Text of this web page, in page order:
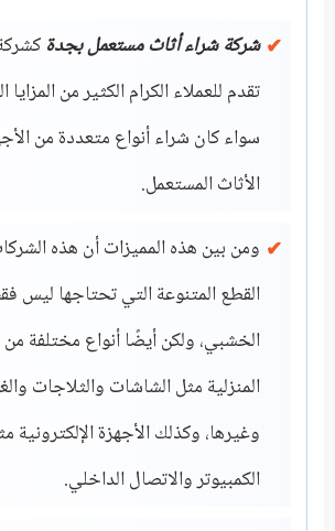
شركة شراء أثاث مستعمل بجدة
تقدم للعملاء الكرام الكثير من المزايا
سواء كان شراء أنواع متعددة من
الأثاث المستعمل.
ومن بين هذه المميزات أن هذه
القطع المتنوعة التي تحتاجها ليس
الخشبي، ولكن أيضًا أنواع مختلفة من
المنزلية مثل الشاشات والثلاجات
وغيرها، وكذلك الأجهزة الإلكترونية
الكمبيوتر والاتصال الداخلي.